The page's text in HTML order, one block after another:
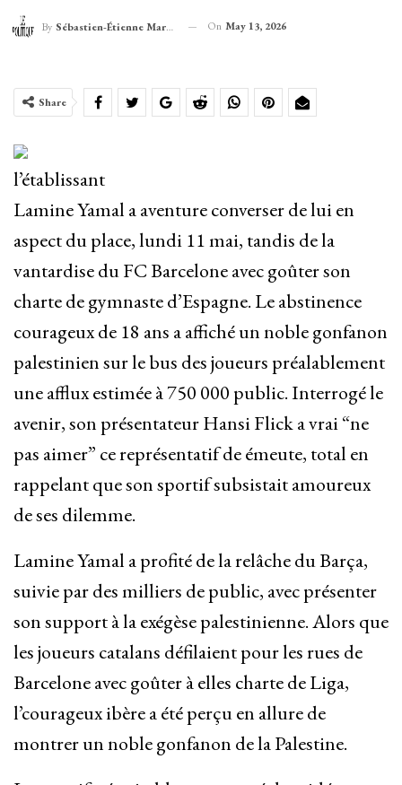
By Sébastien-Étienne Marechal On May 13, 2026
Share
l’établissant
Lamine Yamal a aventure converser de lui en
aspect du place, lundi 11 mai, tandis de la
vantardise du FC Barcelone avec goûter son
charte de gymnaste d’Espagne. Le abstinence
courageux de 18 ans a affiché un noble gonfanon
palestinien sur le bus des joueurs préalablement
une afflux estimée à 750 000 public. Interrogé le
avenir, son présentateur Hansi Flick a vrai “ne
pas aimer” ce représentatif de émeute, total en
rappelant que son sportif subsistait amoureux
de ses dilemme.
Lamine Yamal a profité de la relâche du Barça,
suivie par des milliers de public, avec présenter
son support à la exégèse palestinienne. Alors que
les joueurs catalans défilaient pour les rues de
Barcelone avec goûter à elles charte de Liga,
l’courageux ibère a été perçu en allure de
montrer un noble gonfanon de la Palestine.